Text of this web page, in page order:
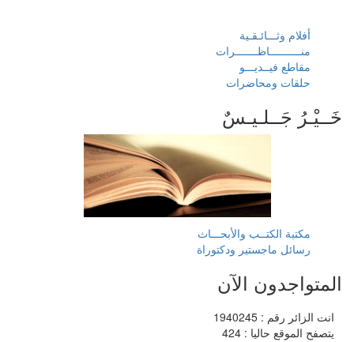
أفلام وثـــائـقـية
منــــــــــاظـــــــرات
مقاطع فيــديـــو
حلقات ومحاضرات
خَــيْـرُ جَــلـيـسٌ
مكتبة الكتــب والأبحـــاث
رسائل ماجستير ودكتوراة
المتواجدون الآن
انت الزائر رقم : 1940245
يتصفح الموقع حاليا : 424